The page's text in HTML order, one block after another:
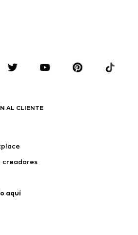
Jeans
Jerséis y cárdigans
AL CLIENTE
creadores
aquí